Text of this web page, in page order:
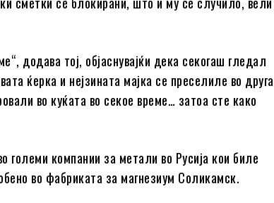
додава тој, објаснувајќи дека секогаш гледал
ќерка и нејзината мајка се преселиле во друга
во куќата во секое време… затоа сте како
големи компании за метали во Русија кои биле
во фабриката за магнезиум Соликамск.